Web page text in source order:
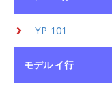
YP-101
モデル イ行